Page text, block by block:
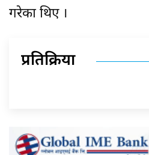
गरेका थिए ।
प्रतिक्रिया